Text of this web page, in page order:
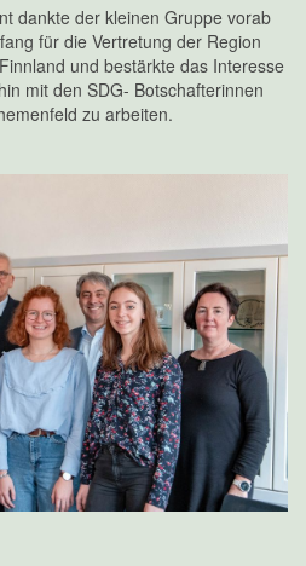
dankte der kleinen Gruppe vorab
für die Vertretung der Region
und bestärkte das Interesse
mit den SDG- Botschafterinnen
zu arbeiten.